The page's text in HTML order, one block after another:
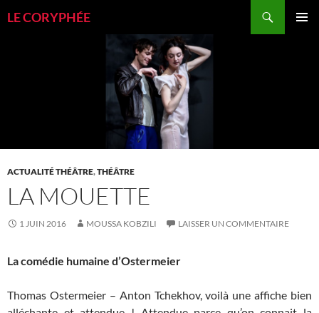
auLE CORYPHÉE
ACTUALITÉ THÉÂTRE,THÉÂTRE
LA MOUETTE
1 JUIN 2016 MOUSSA KOBZILI LAISSER UN COMMENTAIRE
La comédie humaine d’Ostermeier
Thomas Ostermeier – Anton Tchekhov, voilà une affiche bien